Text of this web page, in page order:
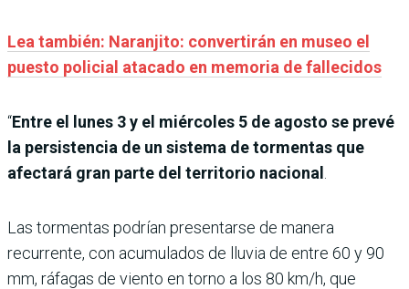
Lea también: Naranjito: convertirán en museo el
puesto policial atacado en memoria de fallecidos
“Entre el lunes 3 y el miércoles 5 de agosto se prevé
la persistencia de un sistema de tormentas que
afectará gran parte del territorio nacional
Las tormentas podrían presentarse de manera
recurrente, con acumulados de lluvia de entre 60 y 90
mm, ráfagas de viento en torno a los 80 km/h, que